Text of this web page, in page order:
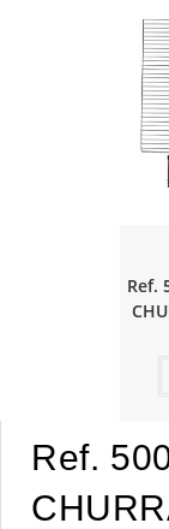
Ref.
Ref.